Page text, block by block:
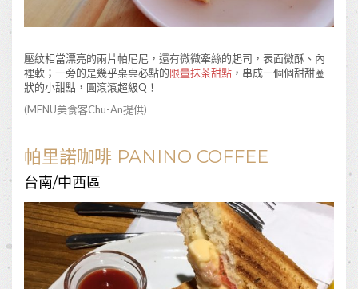
壓紋相當漂亮的兩片帕尼尼，還有微微牽絲的起司，表面微酥、內
裡軟；一旁的是幾乎桌桌必點的限量抹茶甜點 ，串成一個個甜甜圈
狀的小甜點，圓滾滾超級Q！
(MENU美食客Chu-An提供)
帕里諾咖啡 PANINO COFFEE
台南/中西區